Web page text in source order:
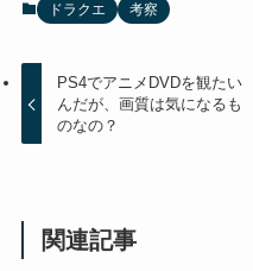
ドラクエ 考察
PS4でアニメDVDを観たい
んだが、画質は気になるも
のなの？
関連記事